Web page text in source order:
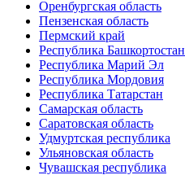
Оренбургская область
Пензенская область
Пермский край
Республика Башкортостан
Республика Марий Эл
Республика Мордовия
Республика Татарстан
Самарская область
Саратовская область
Удмуртская республика
Ульяновская область
Чувашская республика